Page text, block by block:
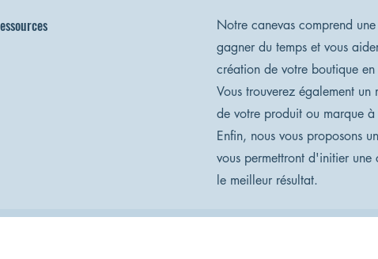
Notre canevas comprend
gagner du temps et vous
création de votre boutique
Vous trouverez également
de votre produit ou marque
Enfin, nous vous proposons
vous permettront d'initier
le meilleur résultat.